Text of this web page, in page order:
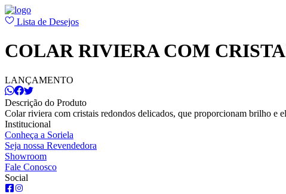
Lista de Desejos
COLAR RIVIERA COM
LANÇAMENTO
Descrição do Produto
Colar riviera com cristais redondos delicados, que proporcionam brilho e
Institucional
Conheça a Soriela
Seja nossa Revendedora
Showroom
Fale Conosco
Social